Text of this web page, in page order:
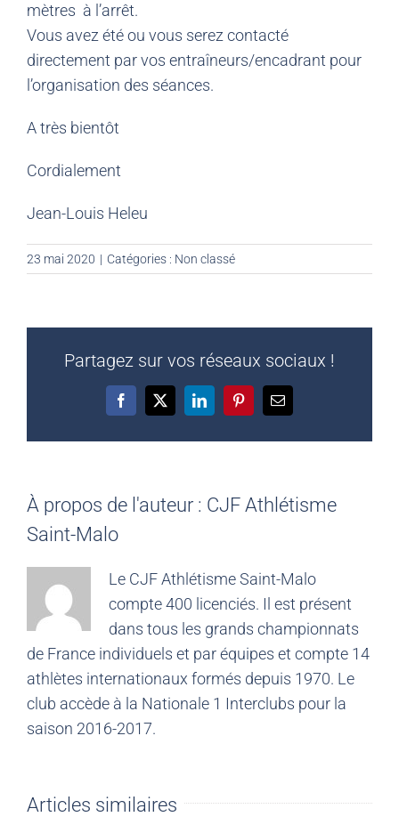
mètres à l’arrêt.
Vous avez été ou vous serez contacté
directement par vos entraîneurs/encadrant pour
l’organisation des séances.
A très bientôt
Cordialement
Jean-Louis Heleu
23 mai 2020 | Catégories : Non classé
Partagez sur vos réseaux sociaux !
Facebook
X LinkedInPinterestEmail
À propos de l'auteur : CJF Athlétisme
Saint-Malo
Le CJF Athlétisme Saint-Malo
compte 400 licenciés. Il est présent
dans tous les grands championnats
de France individuels et par équipes et compte 14
athlètes internationaux formés depuis 1970. Le
club accède à la Nationale 1 Interclubs pour la
saison 2016-2017.
Articles similaires